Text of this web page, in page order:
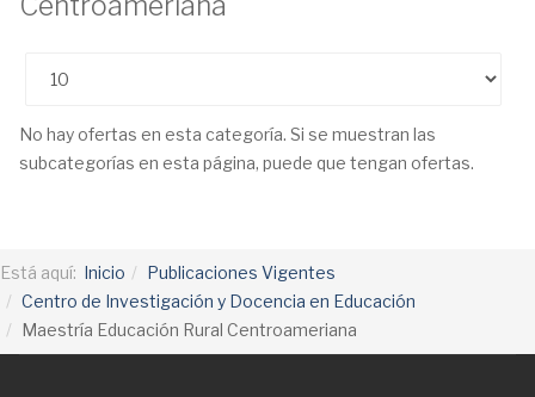
No hay ofertas en esta categoría. Si se muestran las
subcategorías en esta página, puede que tengan ofertas.
Está aquí: Inicio
Publicaciones Vigentes
Centro de Investigación y Docencia en Educación
Maestría Educación Rural Centroameriana